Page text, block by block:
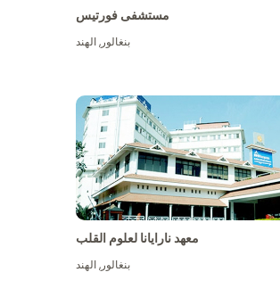
مستشفى فورتيس
بنغالور,الهند
معهد نارايانا لعلوم القلب
بنغالور,الهند